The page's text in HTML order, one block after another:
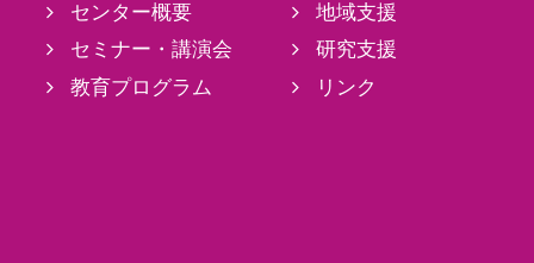
センター概要
セミナー・講演会
教育プログラム
地域支援
研究支援
リンク